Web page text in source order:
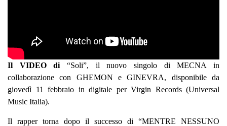
Il VIDEO di “Soli”, il nuovo singolo di MECNA in
collaborazione con GHEMON e GINEVRA, disponibile da
giovedì 11 febbraio in digitale per Virgin Records (Universal
Music Italia).
Il rapper torna dopo il successo di “MENTRE NESSUNO